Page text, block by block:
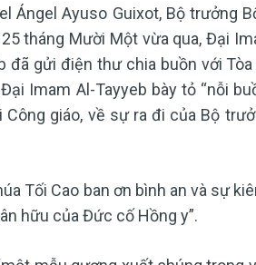
Ángel Ayuso Guixot, Bộ trưởng
tháng Mười Một vừa qua, Đại
đã gửi điện thư chia buồn với
Imam Al-Tayyeb bày tỏ “nỗi
giáo, về sự ra đi của Bộ
Tối Cao ban ơn bình an và sự
hữu của Đức cố Hồng y”.